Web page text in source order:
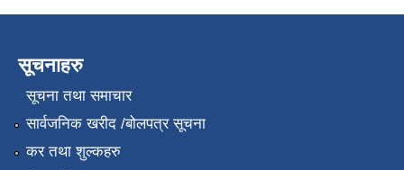
सूचनाहरु
सूचना तथा समाचार
सार्वजनिक खरीद /बोलपत्र सूचना
कर तथा शुल्कहरु